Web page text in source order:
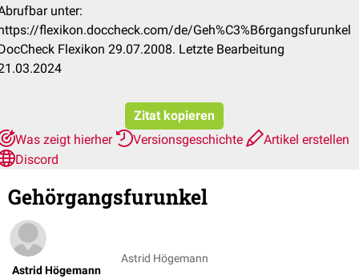
unter:
flexikon.doccheck.com/de/Geh%C3%B6rgangsfurunkel
Flexikon 29.07.2008. Letzte Bearbeitung
Zitat kopieren
Was zeigt hierher
Versionsgeschichte
Artikel erstellen
Discord
Gehörgangsfurunkel
Astrid Högemann
Astrid Högemann